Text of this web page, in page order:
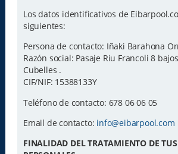
Los datos identificativos de
siguientes:
Persona de contacto: Iñaki Barahona
Razón social: Pasaje Riu Francoli 8
Cubelles .
CIF/NIF: 15388133Y
Teléfono de contacto: 678 06 06 05
Email de contacto: info@eibarpool.com
FINALIDAD DEL TRATAMIENTO DE